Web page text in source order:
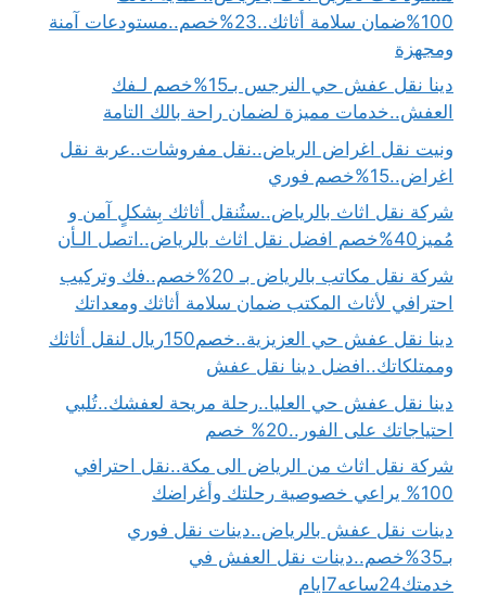
100%ضمان سلامة أثاثك..23%خصم..مستودعات آمنة
ومجهزة
دينا نقل عفش حي النرجس بـ15%خصم لـفك
العفش..خدمات مميزة لضمان راحة بالك التامة
ونيت نقل اغراض الرياض..نقل مفروشات..عربة نقل
اغراض..15%خصم فوري
شركة نقل اثاث بالرياض..ستُنقل أثاثك بِشكلٍ آمن و
مُميز40%خصم افضل نقل اثاث بالرياض..اتصل الـأن
شركة نقل مكاتب بالرياض بـ 20%خصم..فك وتركيب
احترافي لأثاث المكتب ضمان سلامة أثاثك ومعداتك
دينا نقل عفش حي العزيزية..خصم150ريال لنقل أثاثك
وممتلكاتك..افضل دينا نقل عفش
دينا نقل عفش حي العليا..رحلة مريحة لعفشك..تُلبي
احتياجاتك على الفور..20% خصم
شركة نقل اثاث من الرياض الى مكة..نقل احترافي
100% يراعي خصوصية رحلتك وأغراضك
دينات نقل عفش بالرياض..دينات نقل فوري
بـ35%خصم..دينات نقل العفش في
خدمتك24ساعه7ايام